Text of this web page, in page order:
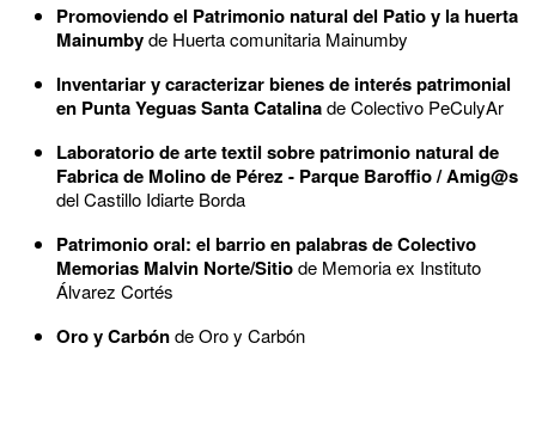
Promoviendo el Patrimonio natural del Patio y la huerta
Mainumbyde Huerta comunitaria Mainumby
Inventariar y caracterizar bienes de interés patrimonial
en Punta Yeguas Santa Catalinade Colectivo PeCulyAr
Laboratorio de arte textil sobre patrimonio natural de
Fabrica de Molino de Pérez - Parque Baroffio / Amig@s
del Castillo Idiarte Borda
Patrimonio oral: el barrio en palabras de Colectivo
Memorias Malvin Norte/Sitiode Memoria ex Instituto
Álvarez Cortés
Oro y Carbónde Oro y Carbón